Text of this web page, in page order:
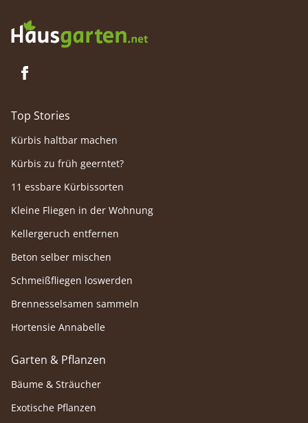
Top Stories
Kürbis haltbar machen
Kürbis zu früh geerntet?
11 essbare Kürbissorten
Kleine Fliegen in der Wohnung
Kellergeruch entfernen
Beton selber mischen
Schmeißfliegen loswerden
Brennesselsamen sammeln
Hortensie Annabelle
Garten & Pflanzen
Bäume & Sträucher
Exotische Pflanzen